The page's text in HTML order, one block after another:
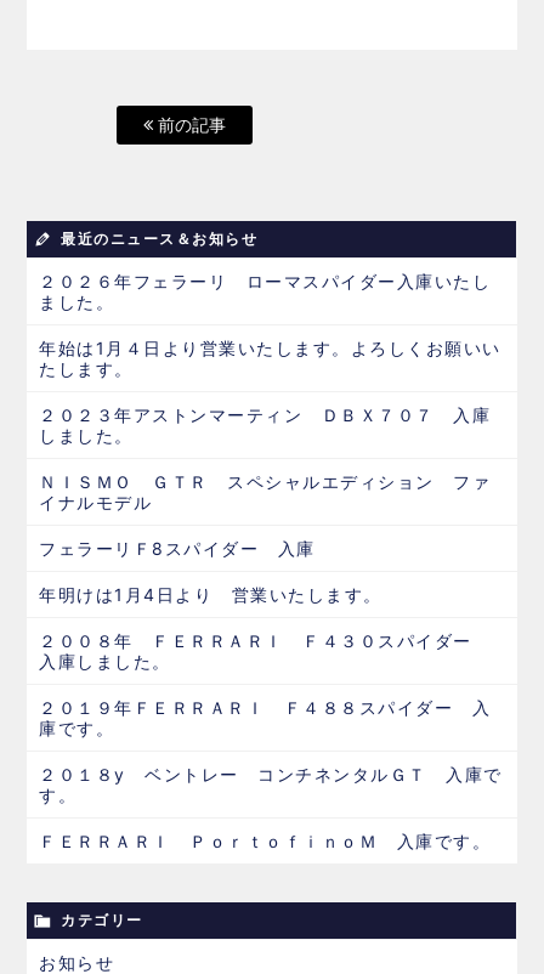
前の記事
最近のニュース＆お知らせ
２０２６年フェラーリ ローマスパイダー入庫いたし
ました。
年始は1月４日より営業いたします。よろしくお願いい
たします。
２０２３年アストンマーティン ＤＢＸ７０７ 入庫
しました。
ＮＩＳＭＯ ＧＴＲ スペシャルエディション ファ
イナルモデル
フェラーリＦ8スパイダー 入庫
年明けは1月4日より 営業いたします。
２００８年 ＦＥＲＲＡＲＩ Ｆ４３０スパイダー
入庫しました。
２０１９年ＦＥＲＲＡＲＩ Ｆ４８８スパイダー 入
庫です。
２０１８y ベントレー コンチネンタルＧＴ 入庫で
す。
ＦＥＲＲＡＲＩ ＰｏｒｔｏｆｉｎｏＭ 入庫です。
カテゴリー
お知らせ